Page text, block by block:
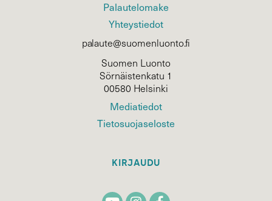
Palautelomake
Yhteystiedot
palaute@suomenluonto.fi
Suomen Luonto
Sörnäistenkatu 1
00580 Helsinki
Mediatiedot
Tietosuojaseloste
KIRJAUDU